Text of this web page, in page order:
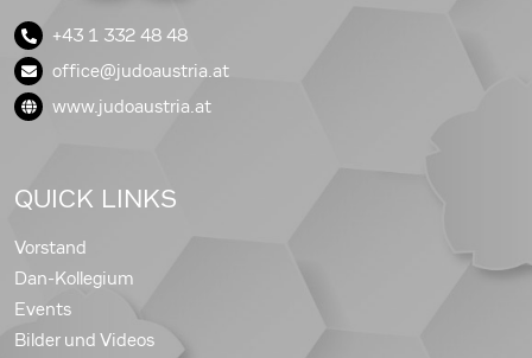
+43 1 332 48 48
office@judoaustria.at
www.judoaustria.at
QUICK LINKS
Vorstand
Dan-Kollegium
Events
Bilder und Videos